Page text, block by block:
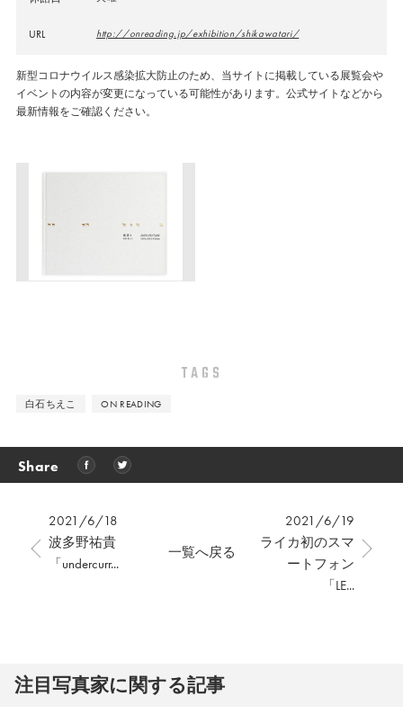
URL http://onreading.jp/exhibition/shikawatari/
新型コロナウイルス感染拡大防止のため、当サイトに掲載している展覧会や
イベントの内容が変更になっている可能性があります。公式サイトなどから
最新情報をご確認ください。
TAGS
白石ちえこ ON READING
Share
2021/6/18
波多野祐貴
「undercurr...
2021/6/19
ライカ初のスマ
ートフォン
「LE...
一覧へ戻る
注⽬写真家に関する記事